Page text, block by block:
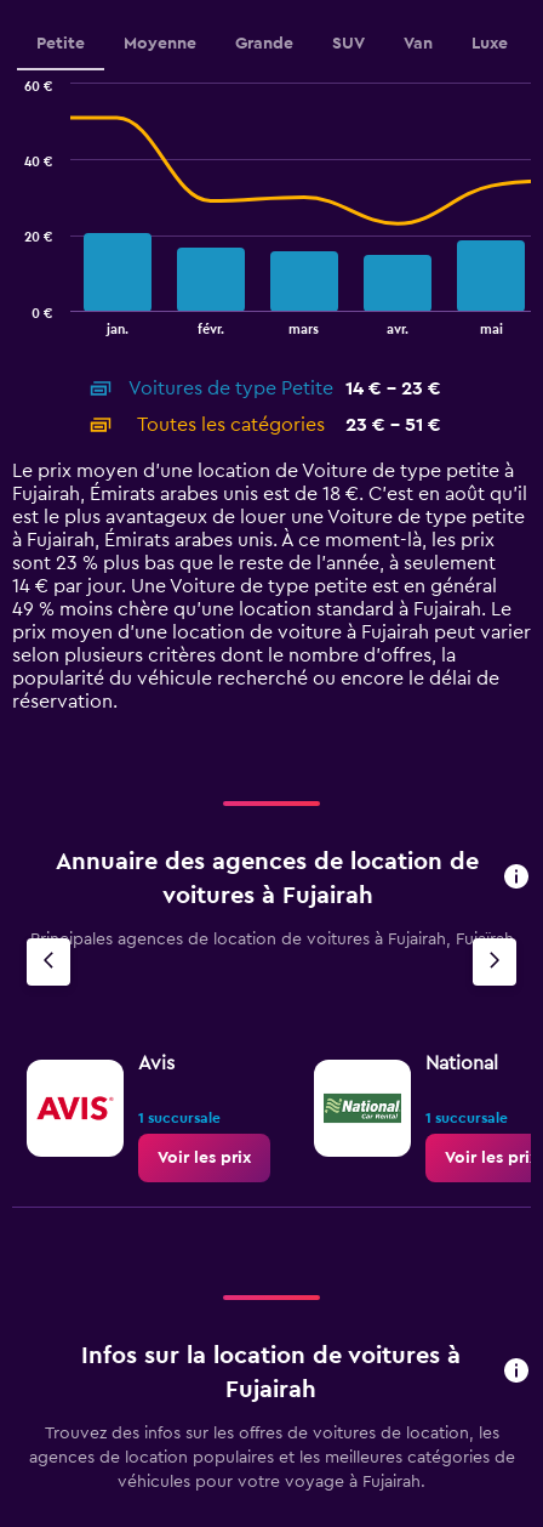
values.
Range:
0
Petite Moyenne Grande SUV Van Luxe
displaying
categories.
14
categories.
The
chart
has
1
Y
axis
displaying
values.
Range:
0
jan. févr. mars avr. mai
0 €
20 €
40 €
60 €
Voitures de type Petite
14 € - 23 €
Toutes les catégories
23 € - 51 €
Le prix moyen d’une location de Voiture de type petite à
Fujairah, Émirats arabes unis est de 18 €. C’est en août qu'il
est le plus avantageux de louer une Voiture de type petite
à Fujairah, Émirats arabes unis. À ce moment-là, les prix
sont 23 % plus bas que le reste de l’année, à seulement
14 € par jour. Une Voiture de type petite est en général
49 % moins chère qu'une location standard à Fujairah. Le
prix moyen d’une location de voiture à Fujairah peut varier
selon plusieurs critères dont le nombre d’offres, la
popularité du véhicule recherché ou encore le délai de
réservation.
Annuaire des agences de location de
voitures à Fujairah
Principales agences de location de voitures à Fujairah, Fujaïrah
Avis
1 succursale
Voir les prix
National
1 succursale
Voir les prix
Infos sur la location de voitures à
Fujairah
Trouvez des infos sur les offres de voitures de location, les
agences de location populaires et les meilleures catégories de
véhicules pour votre voyage à Fujairah.